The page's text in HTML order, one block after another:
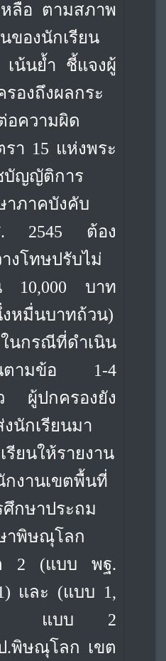
หลือ ตามสภาพ
ของนักเรียน
เน้นย้ำ ชี้แจงผู้
รองถึงผลกระ
อความผิด
รา 15 แห่งพระ
บัญญัติการ
าภาคบังคับ
. 2545 ต้อง
างโทษปรับไม่
10,000 บาท
หมื่นบาทถ้วน)
ในกรณีที่ดำเนิน
ตามข้อ 1-4
ผู้ปกครองยัง
นักเรียนมา
รียนให้รายงาน
กงานเขตพื้นที่
ศึกษาประถม
าพิษณุโลก
2 (แบบ พฐ.
และ (แบบ 1,
บบ 2
.พิษณุโลก เขต